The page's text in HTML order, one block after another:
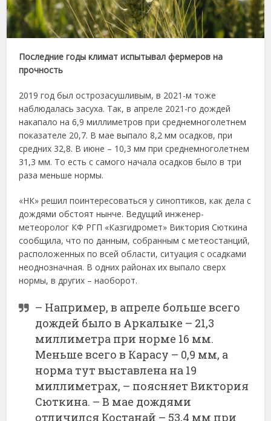
Последние годы климат испытывал фермеров на
прочность
2019 год был острозасушливым, в 2021-м тоже
наблюдалась засуха. Так, в апреле 2021-го дождей
накапало на 6,9 миллиметров при среднемноголетнем
показателе 20,7. В мае выпало 8,2 мм осадков, при
средних 32,8. В июне – 10,3 мм при среднемноголетнем
31,3 мм. То есть с самого начала осадков было в три
раза меньше нормы.
«НК» решил поинтересоваться у синоптиков, как дела с
дождями обстоят нынче. Ведущий инженер-
метеоролог КФ РГП «Казгидромет» Виктория Сюткина
сообщила, что по данным, собранным с метеостанций,
расположенных по всей области, ситуация с осадками
неоднозначная. В одних районах их выпало сверх
нормы, в других – наоборот.
– Например, в апреле больше всего
дождей было в Аркалыке – 21,3
миллиметра при норме 16 мм.
Меньше всего в Карасу – 0,9 мм, а
норма тут выставлена на 19
миллиметрах, – поясняет Виктория
Сюткина. – В мае дождями
отличился Костанай – 53,4 мм при